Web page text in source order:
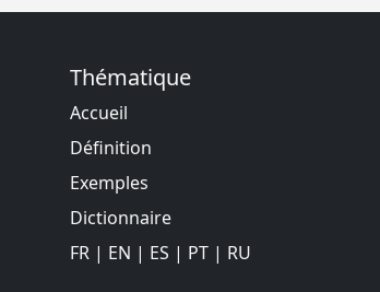
Thématique
Accueil
Définition
Exemples
Dictionnaire
FR | EN | ES | PT | RU